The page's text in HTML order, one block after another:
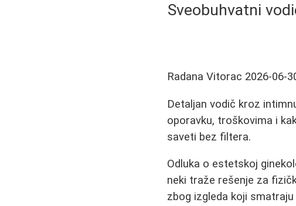
Sveobuhvatni
Radana Vitorac 2026-06-
Detaljan vodič kroz
oporavku, troškovima i
saveti bez filtera.
Odluka o estetskoj
neki traže rešenje za
zbog izgleda koji